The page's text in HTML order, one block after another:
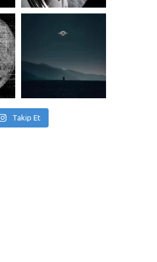
Takip Et